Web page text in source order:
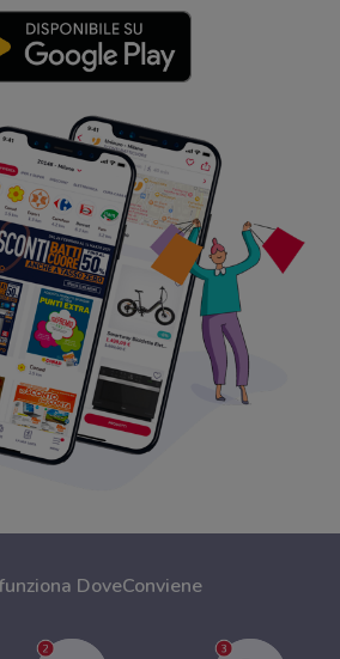
DoveConviene